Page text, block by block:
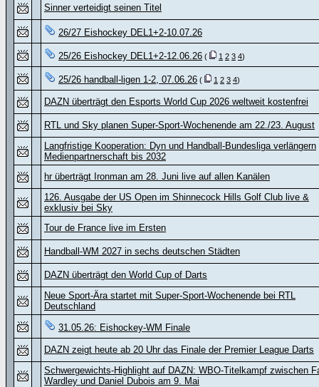
Sinner verteidigt seinen Titel
26/27 Eishockey DEL1+2-10.07.26
25/26 Eishockey DEL1+2-12.06.26 ( 1 2 3 4)
25/26 handball-ligen 1-2, 07.06.26 ( 1 2 3 4)
DAZN überträgt den Esports World Cup 2026 weltweit kostenfrei
RTL und Sky planen Super-Sport-Wochenende am 22./23. August
Langfristige Kooperation: Dyn und Handball-Bundesliga verlängern
Medienpartnerschaft bis 2032
hr überträgt Ironman am 28. Juni live auf allen Kanälen
126. Ausgabe der US Open im Shinnecock Hills Golf Club live &
exklusiv bei Sky
Tour de France live im Ersten
Handball-WM 2027 in sechs deutschen Städten
DAZN überträgt den World Cup of Darts
Neue Sport-Ära startet mit Super-Sport-Wochenende bei RTL
Deutschland
31.05.26: Eishockey-WM Finale
DAZN zeigt heute ab 20 Uhr das Finale der Premier League Darts
Schwergewichts-Highlight auf DAZN: WBO-Titelkampf zwischen
Wardley und Daniel Dubois am 9. Mai